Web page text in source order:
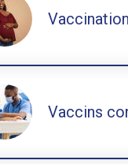
Vaccins